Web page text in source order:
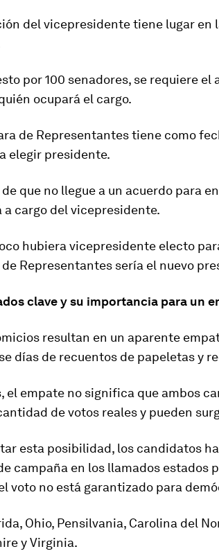
del vicepresidente tiene lugar en
por 100 senadores, se requiere el
ocupará el cargo.
de Representantes tiene como
elegir presidente.
de que no llegue a un acuerdo para
a cargo del vicepresidente.
hubiera vicepresidente electo
Representantes sería el nuevo
clave y su importancia para un
resultan en un aparente
días de recuentos de papeletas y
el empate no significa que ambos
de votos reales y pueden
esta posibilidad, los candidatos
campaña en los llamados estados
voto no está garantizado para
Ohio, Pensilvania, Carolina del
y Virginia.